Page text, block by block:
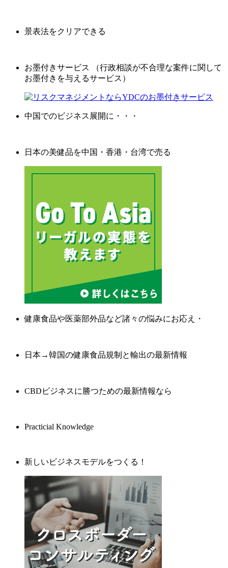
景表法をクリアできる
お墨付きサービス （行政相談が不合理な案件に関して
お墨付きを与えるサービス）
中国でのビジネス展開に・・・
日本の美健品を中国・香港・台湾で売る
健康食品や医薬部外品など諸々の悩みにお応え・
日本→韓国の健康食品規制と輸出の最新情報
CBDビジネスに勝つための最新情報なら
Practicial Knowledge
新しいビジネスモデルをつくる！